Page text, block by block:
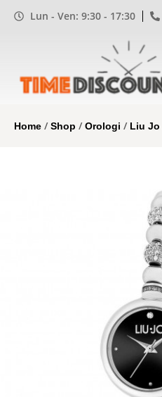
Lun - Ven: 9:30 - 17:30
Home /Shop /Orologi / Liu Jo